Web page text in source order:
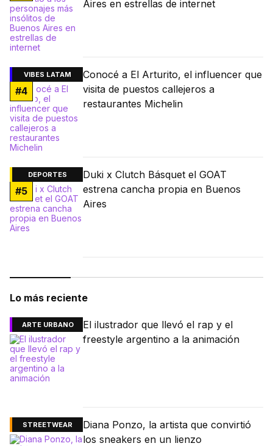
Aires en estrellas de internet
VIBES LATAM
#4
Conocé a El Arturito, el influencer que
visita de puestos callejeros a
restaurantes Michelin
DEPORTES
#5
Duki x Clutch Básquet el GOAT
estrena cancha propia en Buenos
Aires
Lo más reciente
ARTE URBANO
El ilustrador que llevó el rap y el
freestyle argentino a la animación
STREETWEAR
Diana Ponzo, la artista que convirtió
los sneakers en un lienzo